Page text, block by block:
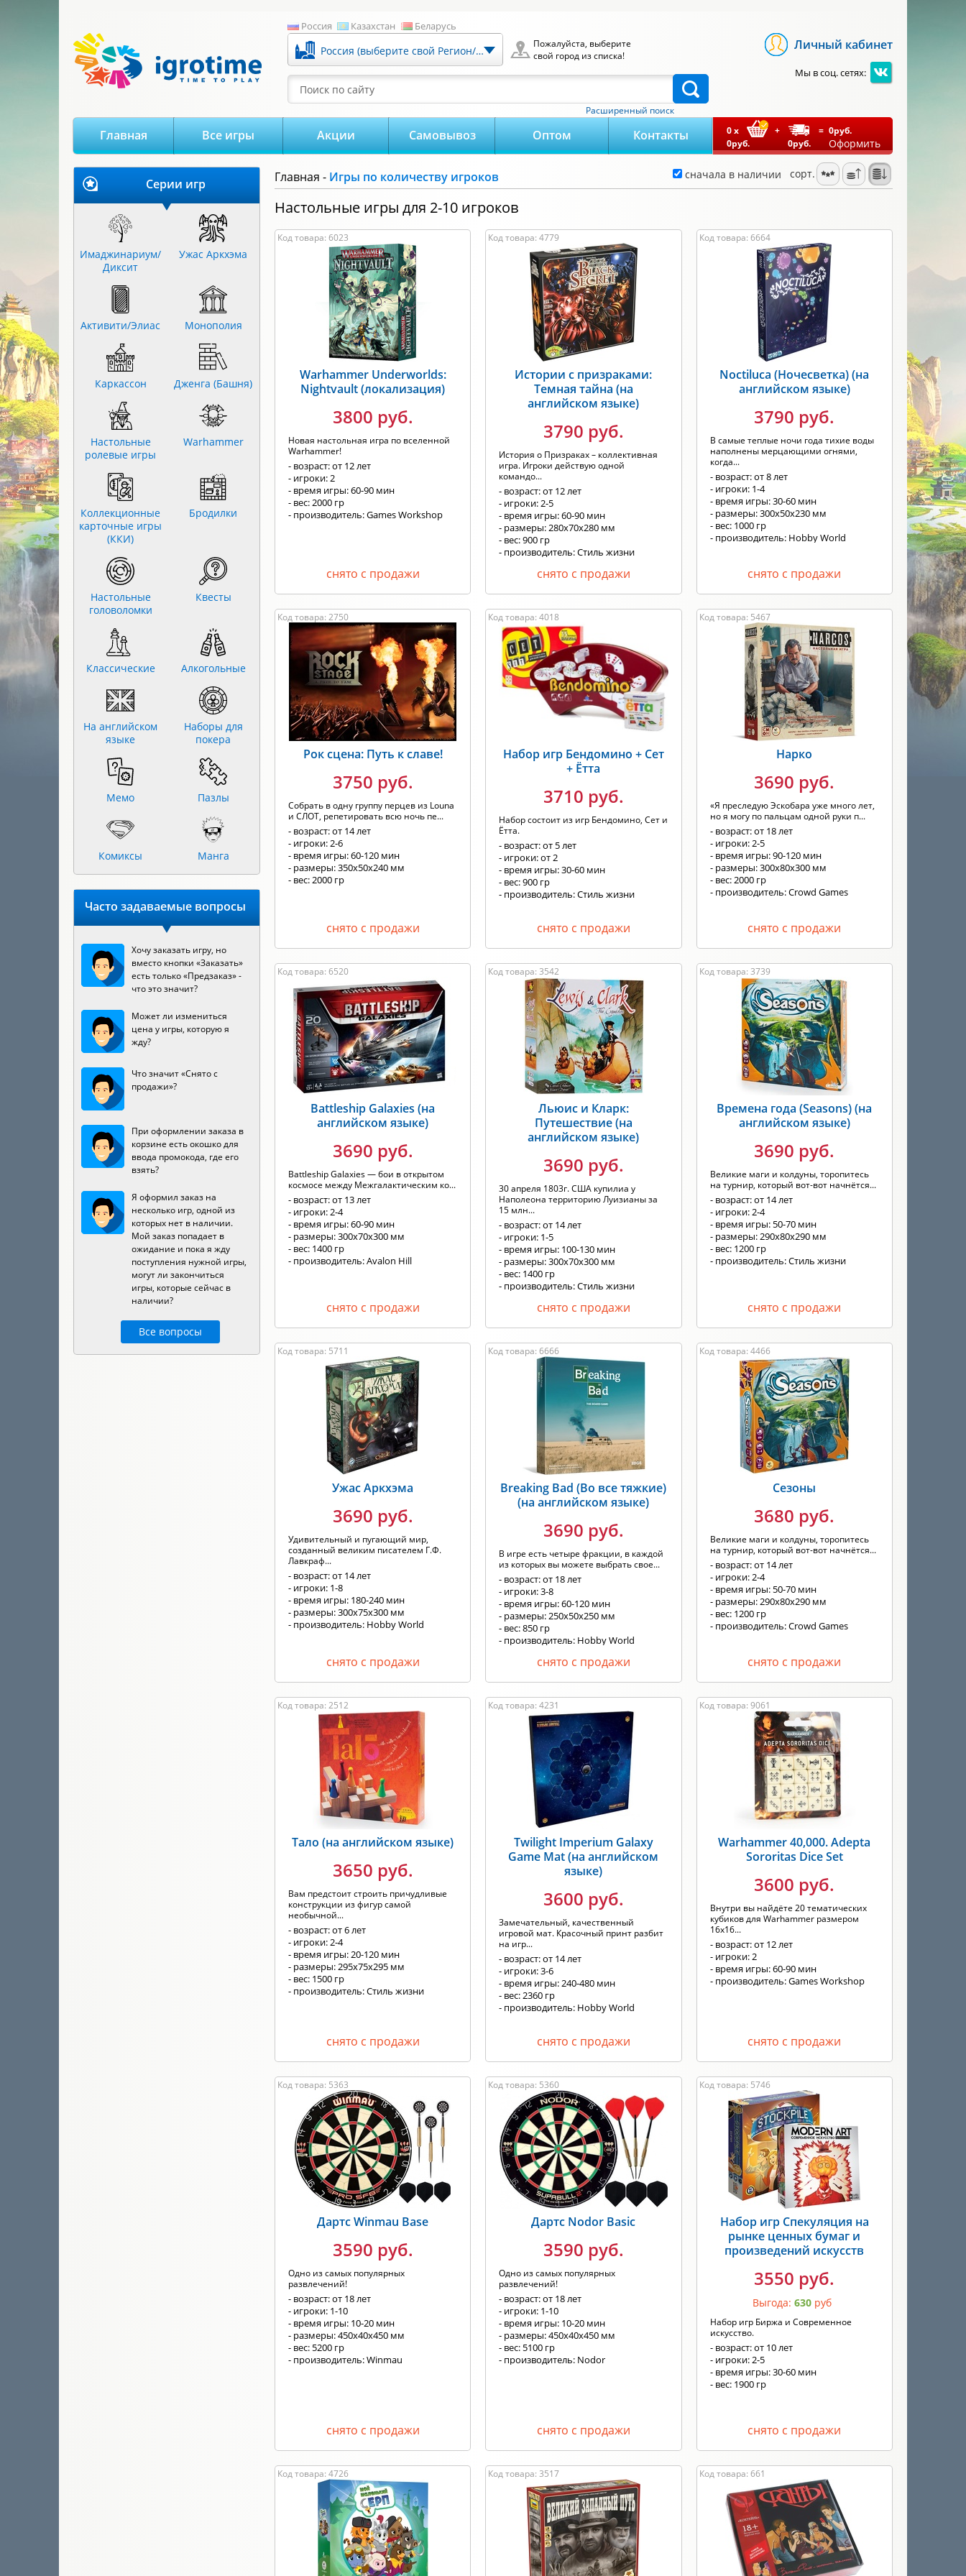
Россия Казахстан Беларусь
Россия (выберите свой Регион/Город)
Пожалуйста, выберите
свой город из списка!
Поиск по сайту
Расширенный поиск
Личный кабинет
Мы в соц. сетях:
Главная Все игры Акции Самовывоз Оптом Контакты 0x
0руб.
+
0руб.
= 0руб.
Оформить
Главная - Игры по количеству игроков сначала в наличии сорт.
Настольные игры для 2-10 игроков
Код товара: 6023
Warhammer Underworlds:
Nightvault (локализация)
3800 руб.
Новая настольная игра по вселенной
Warhammer!
- возраст: от 12 лет
- игроки: 2
- время игры: 60-90 мин
- вес: 2000 гр
- производитель: Games Workshop
снято с продажи
Код товара: 4779
Истории с призраками:
Темная тайна (на
английском языке)
3790 руб.
История о Призраках – коллективная
игра. Игроки действую одной
командо...
- возраст: от 12 лет
- игроки: 2-5
- время игры: 60-90 мин
- размеры: 280х70х280 мм
- вес: 900 гр
- производитель: Стиль жизни
снято с продажи
Код товара: 6664
Noctiluca (Ночесветка) (на
английском языке)
3790 руб.
В самые теплые ночи года тихие воды
наполнены мерцающими огнями,
когда...
- возраст: от 8 лет
- игроки: 1-4
- время игры: 30-60 мин
- размеры: 300х50х230 мм
- вес: 1000 гр
- производитель: Hobby World
снято с продажи
Код товара: 2750
Рок сцена: Путь к славе!
3750 руб.
Собрать в одну группу перцев из Louna
и СЛОТ, репетировать всю ночь пе...
- возраст: от 14 лет
- игроки: 2-6
- время игры: 60-120 мин
- размеры: 350x50x240 мм
- вес: 2000 гр
снято с продажи
Код товара: 4018
Набор игр Бендомино + Сет
+ Ётта
3710 руб.
Набор состоит из игр Бендомино, Сет и
Ётта.
- возраст: от 5 лет
- игроки: от 2
- время игры: 30-60 мин
- вес: 900 гр
- производитель: Стиль жизни
снято с продажи
Код товара: 5467
Нарко
3690 руб.
«Я преследую Эскобара уже много лет,
но я могу по пальцам одной руки п...
- возраст: от 18 лет
- игроки: 2-5
- время игры: 90-120 мин
- размеры: 300x80x300 мм
- вес: 2000 гр
- производитель: Crowd Games
снято с продажи
Код товара: 6520
Battleship Galaxies (на
английском языке)
3690 руб.
Battleship Galaxies — бои в открытом
космосе между Межгалактическим ко...
- возраст: от 13 лет
- игроки: 2-4
- время игры: 60-90 мин
- размеры: 300х70х300 мм
- вес: 1400 гр
- производитель: Avalon Hill
снято с продажи
Код товара: 3542
Льюис и Кларк:
Путешествие (на
английском языке)
3690 руб.
30 апреля 1803г. США купилиа у
Наполеона территорию Луизианы за
15 млн...
- возраст: от 14 лет
- игроки: 1-5
- время игры: 100-130 мин
- размеры: 300х70х300 мм
- вес: 1400 гр
- производитель: Стиль жизни
снято с продажи
Код товара: 3739
Времена года (Seasons) (на
английском языке)
3690 руб.
Великие маги и колдуны, торопитесь
на турнир, который вот-вот начнётся...
- возраст: от 14 лет
- игроки: 2-4
- время игры: 50-70 мин
- размеры: 290x80x290 мм
- вес: 1200 гр
- производитель: Стиль жизни
снято с продажи
Код товара: 5711
Ужас Аркхэма
3690 руб.
Удивительный и пугающий мир,
созданный великим писателем Г.Ф.
Лавкраф...
- возраст: от 14 лет
- игроки: 1-8
- время игры: 180-240 мин
- размеры: 300х75х300 мм
- производитель: Hobby World
снято с продажи
Код товара: 6666
Breaking Bad (Во все тяжкие)
(на английском языке)
3690 руб.
В игре есть четыре фракции, в каждой
из которых вы можете выбрать свое...
- возраст: от 18 лет
- игроки: 3-8
- время игры: 60-120 мин
- размеры: 250х50х250 мм
- вес: 850 гр
- производитель: Hobby World
снято с продажи
Код товара: 4466
Сезоны
3680 руб.
Великие маги и колдуны, торопитесь
на турнир, который вот-вот начнётся...
- возраст: от 14 лет
- игроки: 2-4
- время игры: 50-70 мин
- размеры: 290x80x290 мм
- вес: 1200 гр
- производитель: Crowd Games
снято с продажи
Код товара: 2512
Тало (на английском языке)
3650 руб.
Вам предстоит строить причудливые
конструкции из фигур самой
необычной...
- возраст: от 6 лет
- игроки: 2-4
- время игры: 20-120 мин
- размеры: 295х75х295 мм
- вес: 1500 гр
- производитель: Стиль жизни
снято с продажи
Код товара: 4231
Twilight Imperium Galaxy
Game Mat (на английском
языке)
3600 руб.
Замечательный, качественный
игровой мат. Красочный принт разбит
на игр...
- возраст: от 14 лет
- игроки: 3-6
- время игры: 240-480 мин
- вес: 2360 гр
- производитель: Hobby World
снято с продажи
Код товара: 9061
Warhammer 40,000. Adepta
Sororitas Dice Set
3600 руб.
Внутри вы найдёте 20 тематических
кубиков для Warhammer размером
16x16...
- возраст: от 12 лет
- игроки: 2
- время игры: 60-90 мин
- производитель: Games Workshop
снято с продажи
Код товара: 5363
Дартс Winmau Base
3590 руб.
Одно из самых популярных
развлечений!
- возраст: от 18 лет
- игроки: 1-10
- время игры: 10-20 мин
- размеры: 450х40х450 мм
- вес: 5200 гр
- производитель: Winmau
снято с продажи
Код товара: 5360
Дартс Nodor Basic
3590 руб.
Одно из самых популярных
развлечений!
- возраст: от 18 лет
- игроки: 1-10
- время игры: 10-20 мин
- размеры: 450х40х450 мм
- вес: 5100 гр
- производитель: Nodor
снято с продажи
Код товара: 5746
Набор игр Спекуляция на
рынке ценных бумаг и
произведений искусств
3550 руб.
Выгода:630 руб
Набор игр Биржа и Современное
искусство.
- возраст: от 10 лет
- игроки: 2-5
- время игры: 30-60 мин
- вес: 1900 гр
снято с продажи
Код товара: 4726 Код товара: 3517 Код товара: 661
Серии игр
Имаджинариум/
Диксит
Ужас Аркхэма
Активити/Элиас Монополия
Каркассон Дженга (Башня)
Настольные
ролевые игры
Warhammer
Коллекционные
карточные игры
(ККИ)
Бродилки
Настольные
головоломки
Квесты
Классические Алкогольные
На английском
языке
Наборы для
покера
Мемо Пазлы
Комиксы Манга
Часто задаваемые вопросы
Хочу заказать игру, но
вместо кнопки «Заказать»
есть только «Предзаказ» -
что это значит?
Может ли измениться
цена у игры, которую я
жду?
Что значит «Снято с
продажи»?
При оформлении заказа в
корзине есть окошко для
ввода промокода, где его
взять?
Я оформил заказ на
несколько игр, одной из
которых нет в наличии.
Мой заказ попадает в
ожидание и пока я жду
поступления нужной игры,
могут ли закончиться
игры, которые сейчас в
наличии?
Все вопросы